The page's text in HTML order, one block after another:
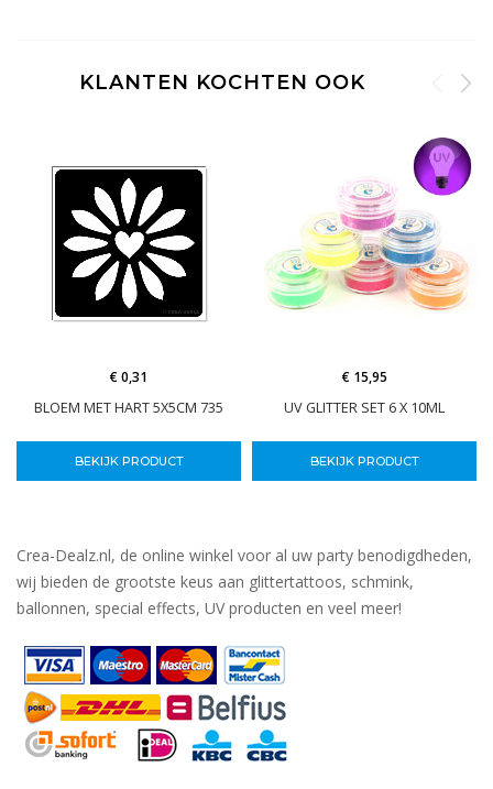
KLANTEN KOCHTEN OOK
BLOEM MET HART 5X5CM 735
€ 0,31
BEKIJK PRODUCT
UV GLITTER SET 6 X 10ML
€ 15,95
BEKIJK PRODUCT
Crea-Dealz.nl, de online winkel voor al uw party benodigdheden,
wij bieden de grootste keus aan glittertattoos, schmink,
ballonnen, special effects, UV producten en veel meer!